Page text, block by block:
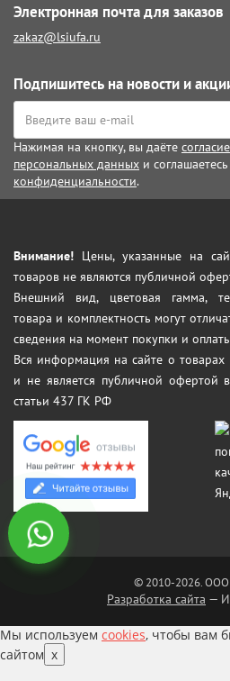
Электронная почта для заказов
zakaz@lsiufa.ru
Подпишитесь на новости и
Нажимая на кнопку, вы даёте
персональных данных и
конфиденциальности.
Внимание! Цены, указанные на
товаров не являются публичной
Внешний вид, цветовая гамма,
товара и комплектность могут
сведения на момент покупки и
Вся информация на сайте о товарах
и не является публичной офертой
статьи 437 ГК РФ
© 2010-2026. ООО
Разработка сайта —
Мы используем cookies, чтобы вам
сайтом x